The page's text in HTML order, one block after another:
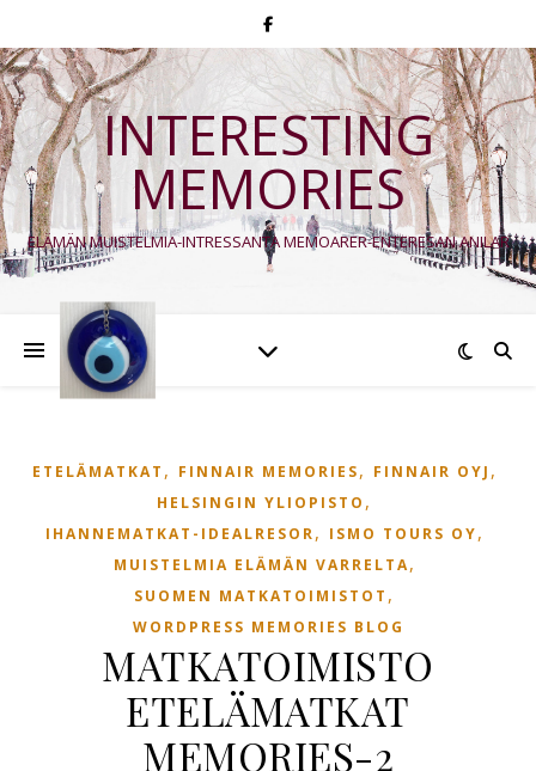
INTERESTING
MEMORIES
ELÄMÄN MUISTELMIA-INTRESSANTA MEMOARER-ENTERESAN ANILAR
ETELÄMATKAT , FINNAIR MEMORIES, FINNAIR OYJ ,
HELSINGIN YLIOPISTO ,
IHANNEMATKAT-IDEALRESOR, ISMO TOURS OY,
MUISTELMIA ELÄMÄN VARRELTA,
SUOMEN MATKATOIMISTOT ,
WORDPRESS MEMORIES BLOG
MATKATOIMISTO
ETELÄMATKAT
MEMORIES-2